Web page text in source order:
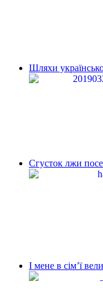
Шляхи
Сгусток лжи
І мене в сім’ї